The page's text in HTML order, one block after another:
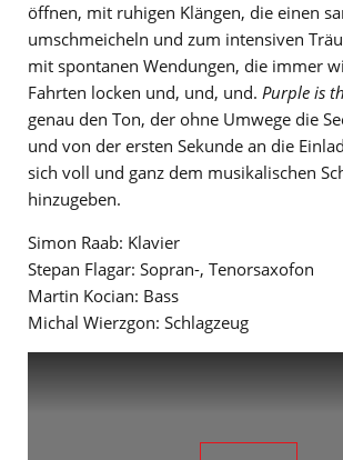
öffnen, mit ruhigen Klängen, die einen
umschmeicheln und zum intensiven
mit spontanen Wendungen, die immer
Fahrten locken und, und, und. Purple is
genau den Ton, der ohne Umwege die
und von der ersten Sekunde an die
sich voll und ganz dem musikalischen
hinzugeben.
Simon Raab: Klavier
Stepan Flagar: Sopran-, Tenorsaxofon
Martin Kocian: Bass
Michal Wierzgon: Schlagzeug